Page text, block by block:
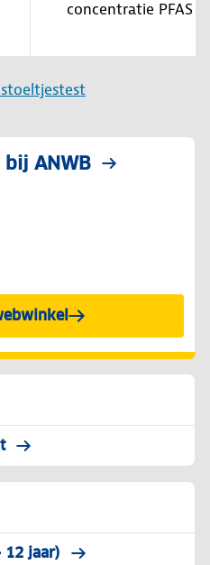
concentratie PFAS
ANWB
12 jaar)